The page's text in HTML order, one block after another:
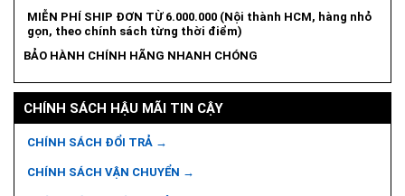
MIỄN PHÍ SHIP ĐƠN TỪ 6.000.000 (Nội thành HCM, hàng nhỏ
gọn, theo chính sách từng thời điểm)
BẢO HÀNH CHÍNH HÃNG NHANH CHÓNG
CHÍNH SÁCH HẬU MÃI TIN CẬY
CHÍNH SÁCH ĐỔI TRẢ →
CHÍNH SÁCH VẬN CHUYỂN →